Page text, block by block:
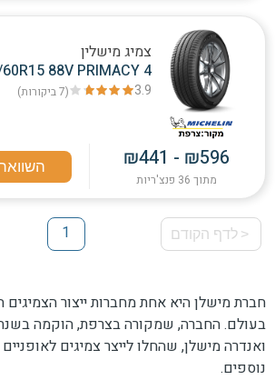
צמיג מישלין
88V PRIMACY 4
3.9
(7 ביקורות)
₪441 - ₪596
מתוך 36 פנצ'ריות
< לדף הקודם
1
1
חברת מישלן היא אחת מחברות ייצור הצמיגים
ואנדרה מישלן, שהחלו לייצר צמיגים
נוספים.